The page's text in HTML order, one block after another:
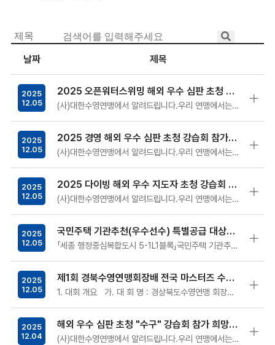
날짜 제목
2025
12.05
2025 오픈워터스위밍 해외 우수 심판 초청 강습회 참가자 최종 안내(12.6.~7.)
(사)대한수영연맹에서 알려드립니다.우리 연맹에서는 문화체육관광부 승인 하에 ‘2025 전략종목 육성사업’의 일환으로 2025 …
2025
12.05
2025 경영 해외 우수 심판 초청 강습회 참가자 최종 안내(12.6.~7.)
(사)대한수영연맹에서 알려드립니다.우리 연맹에서는 문화체육관광부 승인 하에 ‘2025 전략종목 육성사업’의 일환으로 2025 …
2025
12.05
2025 다이빙 해외 우수 지도자 초청 강습회 참가자 최종 안내(12.6.~7.)
(사)대한수영연맹에서 알려드립니다.우리 연맹에서는 문화체육관광부 승인 하에 ‘2025 전략종목 육성사업’의 일환으로 2025 …
2025
12.05
국민주택 기관추천(우수선수) 특별공급 대상자 모집(세종) 안내
「세종 행정중심복합도시 5-1L1블록」국민주택 기관추천 특별공급과 관련하여 아래와 같이 안내드리오니 자격요건을 갖춘 신청 희망‘우수선수’가 있는…
2025
12.05
제1회 경북수영연맹회장배 전국 마스터즈 수영대회 안내
1. 대회 개요 가. 대 회 명 : 경상북도수영연맹 회장배 전국 마스터즈 수영대회 겸 2026 전국생활체육대축전 경북대표선…
2025
12.04
해외 우수 심판 초청 "수구" 강습회 참가 희망자 모집(~12.11.)
(사)대한수영연맹에서 알려드립니다.우리 연맹에서는 문화체육관광부 승인 하에 ‘2025 전략종목 육성사업’의 일환으로 2025 …